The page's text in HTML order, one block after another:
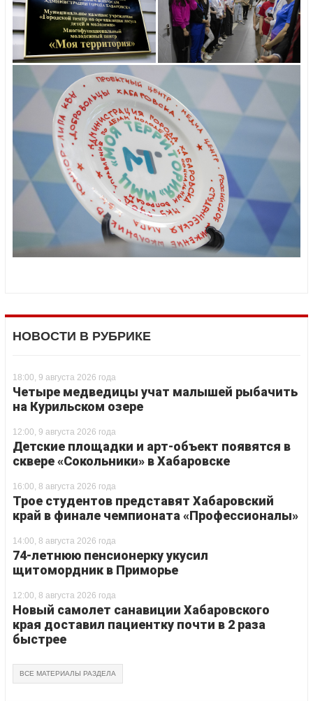
НОВОСТИ В РУБРИКЕ
18:00, 9 августа 2026 года
Четыре медведицы учат малышей рыбачить
на Курильском озере
12:00, 9 августа 2026 года
Детские площадки и арт-объект появятся в
сквере «Сокольники» в Хабаровске
16:00, 8 августа 2026 года
Трое студентов представят Хабаровский
край в финале чемпионата «Профессионалы»
14:00, 8 августа 2026 года
74-летнюю пенсионерку укусил
щитомордник в Приморье
12:00, 8 августа 2026 года
Новый самолет санавиции Хабаровского
края доставил пациентку почти в 2 раза
быстрее
ВСЕ МАТЕРИАЛЫ РАЗДЕЛА